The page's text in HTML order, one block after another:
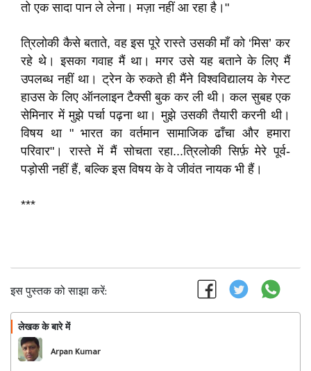
तो एक सादा पान ले लेना। मज़ा नहीं आ रहा है।"
त्रिलोकी कैसे बताते, वह इस पूरे रास्ते उसकी माँ को ‘मिस’ कर
रहे थे। इसका गवाह मैं था। मगर उसे यह बताने के लिए मैं
उपलब्ध नहीं था। ट्रेन के रुकते ही मैंने विश्वविद्यालय के गेस्ट
हाउस के लिए ऑनलाइन टैक्सी बुक कर ली थी। कल सुबह एक
सेमिनार में मुझे पर्चा पढ़ना था। मुझे उसकी तैयारी करनी थी।
विषय था " भारत का वर्तमान सामाजिक ढाँचा और हमारा
परिवार"। रास्ते में मैं सोचता रहा...त्रिलोकी सिर्फ़ मेरे पूर्व-
पड़ोसी नहीं हैं, बल्कि इस विषय के वे जीवंत नायक भी हैं।
***
इस पुस्तक को साझा करें:
लेखक के बारे में
Arpan Kumar